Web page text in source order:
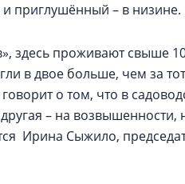
приглушённый – в низине.
здесь проживают свыше
в двое больше, чем за
о том, что в
– на возвышенности,
Ирина Сыжило,